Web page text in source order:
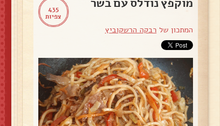
435
צפיות
המתכון של רבקה הרשקוביץ